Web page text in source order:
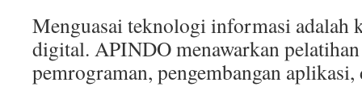
Menguasai teknologi informasi adalah
digital. APINDO menawarkan
pemrograman, pengembangan aplikasi,